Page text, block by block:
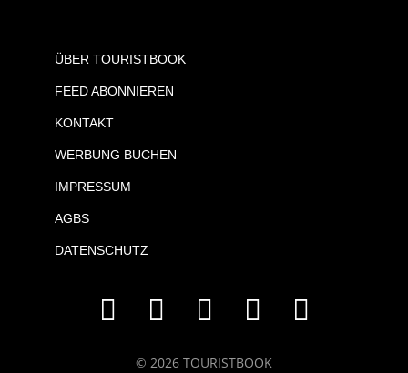
ÜBER TOURISTBOOK
FEED ABONNIEREN
KONTAKT
WERBUNG BUCHEN
IMPRESSUM
AGBS
DATENSCHUTZ
© 2026 TOURISTBOOK